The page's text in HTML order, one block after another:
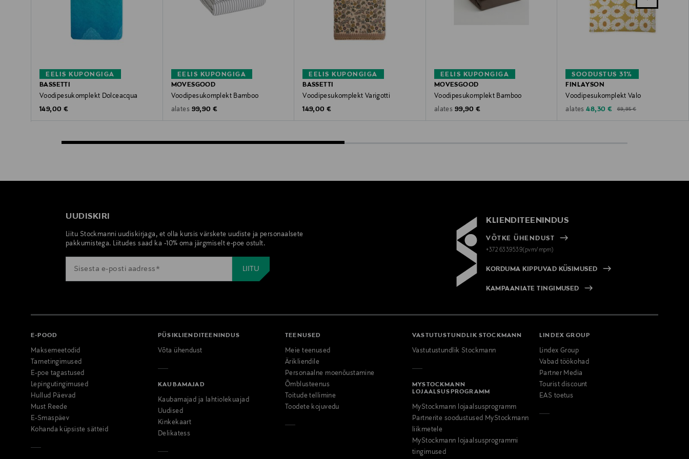
EELIS KUPONGIGA
BASSETTI
Voodipesukomplekt Dolceacqua
Original Price
149,00 €
EELIS KUPONGIGA
MOVESGOOD
Voodipesukomplekt Bamboo
alates Original Price
99,90 €
EELIS KUPONGIGA
BASSETTI
Voodipesukomplekt Varigotti
Original Price
149,00 €
EELIS KUPONGIGA
MOVESGOOD
Voodipesukomplekt Bamboo
alates Original Price
99,90 €
SOODUSTUS 31%
FINLAYSON
Voodipesukomplekt Valo
alates Discounted Price
48,30 € Original Price
69,95 €
UUDISKIRI
Liitu Stockmanni uudiskirjaga, et olla kursis värskete uudiste ja personaalsete
pakkumistega. Liitudes saad ka -10% oma järgmiselt e-poe ostult.
KLIENDITEENINDUS
VÕTKE ÜHENDUST
+372 6339539(pvm/mpm)
KORDUMA KIPPUVAD KÜSIMUSED
KAMPAANIATE TINGIMUSED
E-POOD
Maksemeetodid
Tarnetingimused
E-poe tagastused
Lepingutingimused
Hullud Päevad
Must Reede
E-Smaspäev
Kohanda küpsiste sätteid
PÜSIKLIENDITEENINDUS
Võta ühendust
KAUBAMAJAD
Kaubamajad ja lahtiolekuajad
Uudised
Kinkekaart
Delikatess
TEENUSED
Meie teenused
Ärikliendile
Personaalne moenõustamine
Õmblusteenus
Toitude tellimine
Toodete kojuvedu
VASTUTUSTUNDLIK STOCKMANN
Vastutustundlik Stockmann
MYSTOCKMANN
LOJAALSUSPROGRAMM
MyStockmann lojaalsusprogramm
Partnerite soodustused MyStockmann
liikmetele
MyStockmann lojaalsusprogrammi
tingimused
LINDEX GROUP
Lindex Group
Vabad töökohad
Partner Media
Tourist discount
EAS toetus